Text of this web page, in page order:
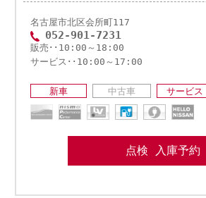
名古屋市北区会所町117
052-901-7231
販売･･10:00～18:00
サービス･･10:00～17:00
新車 中古車 サービス
点検 入庫予約